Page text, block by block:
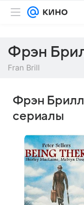
Фрэн
Fran Brill
Фрэн
сериалы